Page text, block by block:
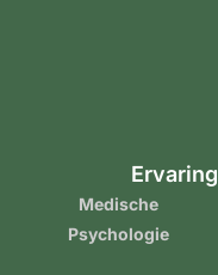
Ervaring
Medische
Psychologie